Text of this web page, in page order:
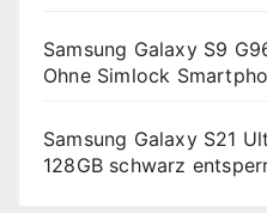
Samsung Galaxy S9
Ohne Simlock
Samsung Galaxy S21
128GB schwarz